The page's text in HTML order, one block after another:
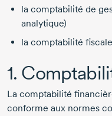
la comptabilité de
analytique)
la comptabilité fiscale
1.
La comptabilité
conforme aux normes